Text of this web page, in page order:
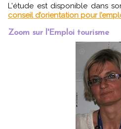
L'étude est disponible dans
conseil d’orientation pour
Zoom sur l'Emploi tourisme